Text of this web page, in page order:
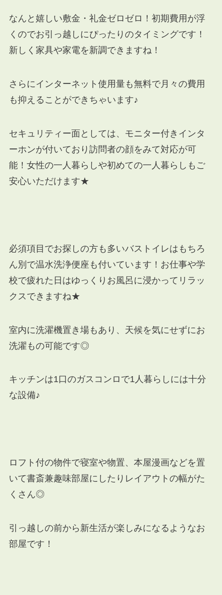
なんと嬉しい敷金・礼金ゼロゼロ！初期費用が浮
くのでお引っ越しにぴったりのタイミングです！
新しく家具や家電を新調できますね！
さらにインターネット使用量も無料で月々の費用
も抑えることができちゃいます♪
セキュリティー面としては、モニター付きインタ
ーホンが付いており訪問者の顔をみて対応が可
能！女性の一人暮らしや初めての一人暮らしもご
安心いただけます★
必須項目でお探しの方も多いバストイレはもちろ
ん別で温水洗浄便座も付いています！お仕事や学
校で疲れた日はゆっくりお風呂に浸かってリラッ
クスできますね★
室内に洗濯機置き場もあり、天候を気にせずにお
洗濯もの可能です◎
キッチンは1口のガスコンロで1人暮らしには十分
な設備♪
ロフト付の物件で寝室や物置、本屋漫画などを置
いて書斎兼趣味部屋にしたりレイアウトの幅がた
くさん◎
引っ越しの前から新生活が楽しみになるようなお
部屋です！